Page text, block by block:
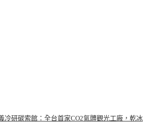
冷研碳索館：全台首家CO2氣體觀光工廠，乾冰